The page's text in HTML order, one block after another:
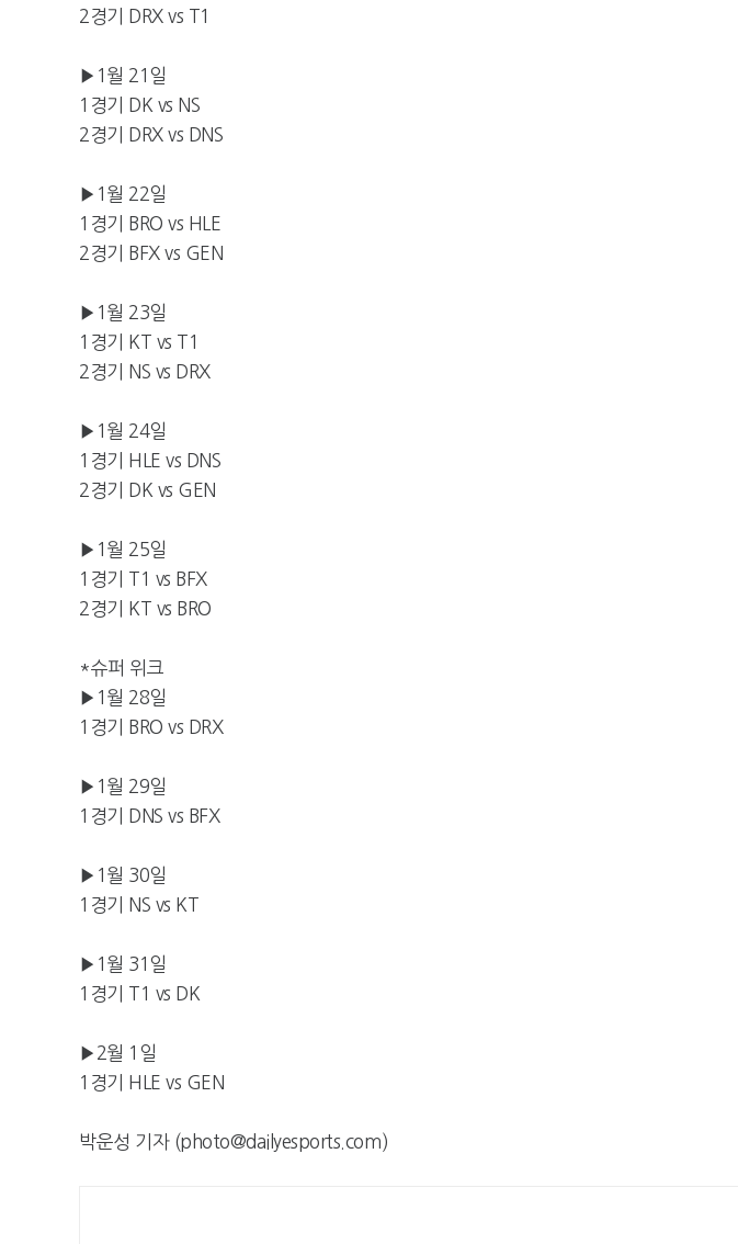
2경기 DRX vs T1
▶1월 21일
1경기 DK vs NS
2경기 DRX vs DNS
▶1월 22일
1경기 BRO vs HLE
2경기 BFX vs GEN
▶1월 23일
1경기 KT vs T1
2경기 NS vs DRX
▶1월 24일
1경기 HLE vs DNS
2경기 DK vs GEN
▶1월 25일
1경기 T1 vs BFX
2경기 KT vs BRO
*슈퍼 위크
▶1월 28일
1경기 BRO vs DRX
▶1월 29일
1경기 DNS vs BFX
▶1월 30일
1경기 NS vs KT
▶1월 31일
1경기 T1 vs DK
▶2월 1일
1경기 HLE vs GEN
박운성 기자 (photo@dailyesports.com)